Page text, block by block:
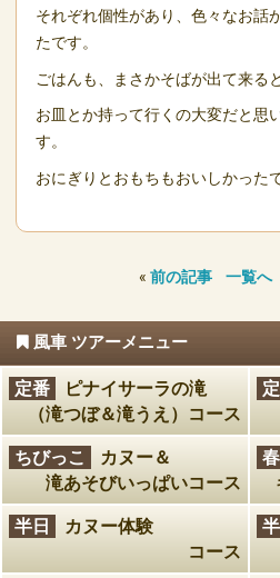
それぞれ個性があり、色々なお話
たです。
ごはんも、まさかそばが出て来る
お皿とか持って行くの大変だと思
す。
おにぎりとおもちもおいしかった
« 前の記事 一覧へ
風車 ツアーメニュー
定番
ピナイサーラの滝
（滝つぼ＆滝うえ）コース
ちびっこ
カヌー＆
滝あそびいっぱいコース
半日
カヌー体験
コース